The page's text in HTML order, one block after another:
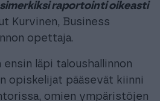
raportointi oikeasti
Kurvinen, Business
opettaja.
ensin läpi taloushallinnon
opiskelijat pääsevät kiinni
omien ympäristöjen